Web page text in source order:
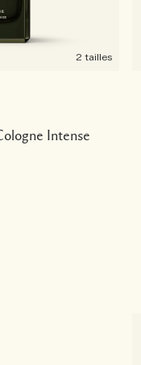
2 tailles
Intense